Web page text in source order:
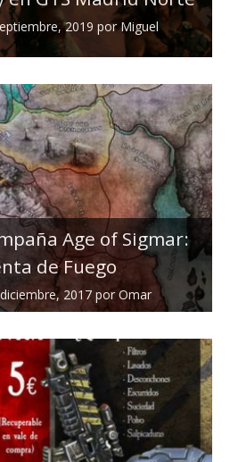
2019 porMiguel
Age of Sigmar:
de Fuego
2017 porOmar